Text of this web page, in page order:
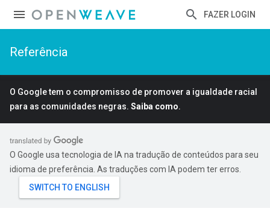
FAZER LOGIN
Referência
O Google tem o compromisso de promover a igualdade racial
para as comunidades negras. Saiba como.
O Google usa tecnologia de IA na tradução de conteúdos para seu
idioma de preferência. As traduções com IA podem ter erros.